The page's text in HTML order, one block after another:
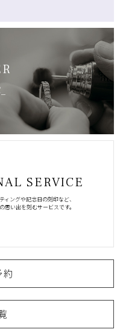
SERVICE
ィングや記念日の刻印など、
思い出を刻むサービスです。
約